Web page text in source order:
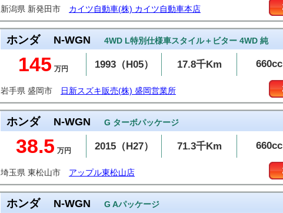
新潟県 新発田市 カイツ自動車(株) カイツ自動車本店
ホンダ N-WGN 4WD L特別仕様車スタイル＋ビター 4WD 純
145 万円 1993（H05） 17.8千Km 660cc
岩手県 盛岡市 日新スズキ販売(株) 盛岡営業所
ホンダ N-WGN G ターボパッケージ
38.5 万円 2015（H27） 71.3千Km 660cc
埼玉県 東松山市 アップル東松山店
ホンダ N-WGN G Aパッケージ